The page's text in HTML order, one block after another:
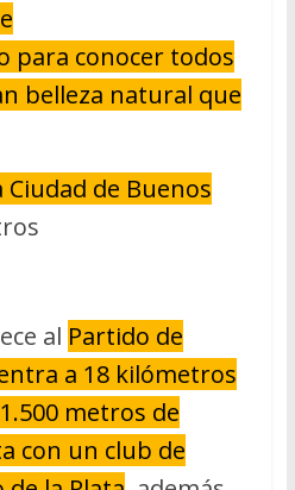
para conocer todos
belleza natural que
Ciudad de Buenos
al Partido de
a 18 kilómetros
metros de
con un club de